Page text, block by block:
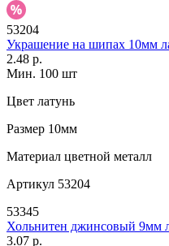
53204
Украшение на шипах 10мм
2.48 р.
Мин. 100 шт
Цвет латунь
Размер 10мм
Материал цветной металл
Артикул 53204
53345
Хольнитен джинсовый 9мм
3.07 р.